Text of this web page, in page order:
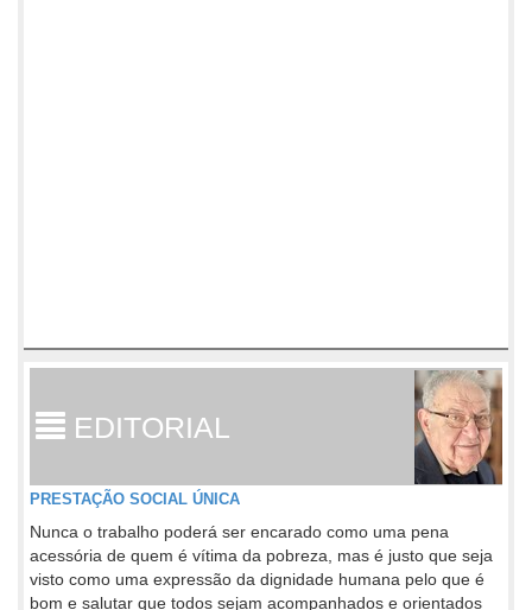
EDITORIAL
PRESTAÇÃO SOCIAL ÚNICA
Nunca o trabalho poderá ser encarado como uma pena
acessória de quem é vítima da pobreza, mas é justo que seja
visto como uma expressão da dignidade humana pelo que é
bom e salutar que todos sejam acompanhados e orientados